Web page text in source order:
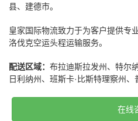
县、建德市。
皇家国际物流致力于为客户提供专
洛伐克空运头程运输服务。
配送区域： 布拉迪斯拉发州、特尔
日利纳州、班斯卡·比斯特理察州、
在线